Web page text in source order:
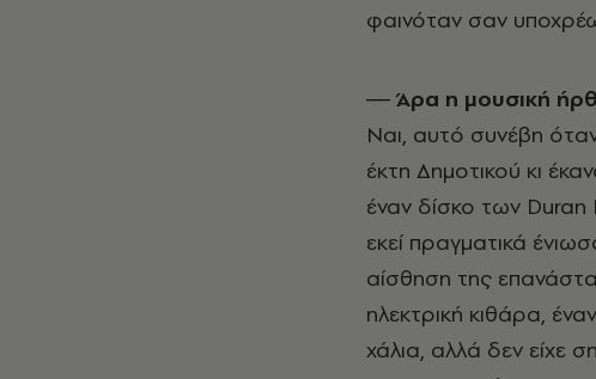
φαινόταν σαν
― Άρα η μουσική
Ναι, αυτό συνέβη
έκτη Δημοτικού κι
έναν δίσκο των
εκεί πραγματικά
αίσθηση της
ηλεκτρική κιθάρα,
χάλια, αλλά δεν είχε